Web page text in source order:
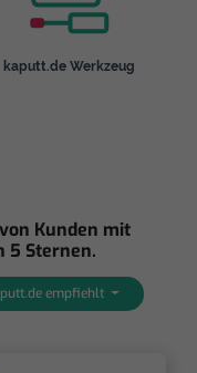
kaputt.de Werkzeug
Kunden mit
5 Sternen.
empfiehlt